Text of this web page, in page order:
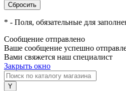
* - Поля, обязательные для
Сообщение отправлено
Ваше сообщение успешно
Вами свяжется наш специалист
Закрыть окно